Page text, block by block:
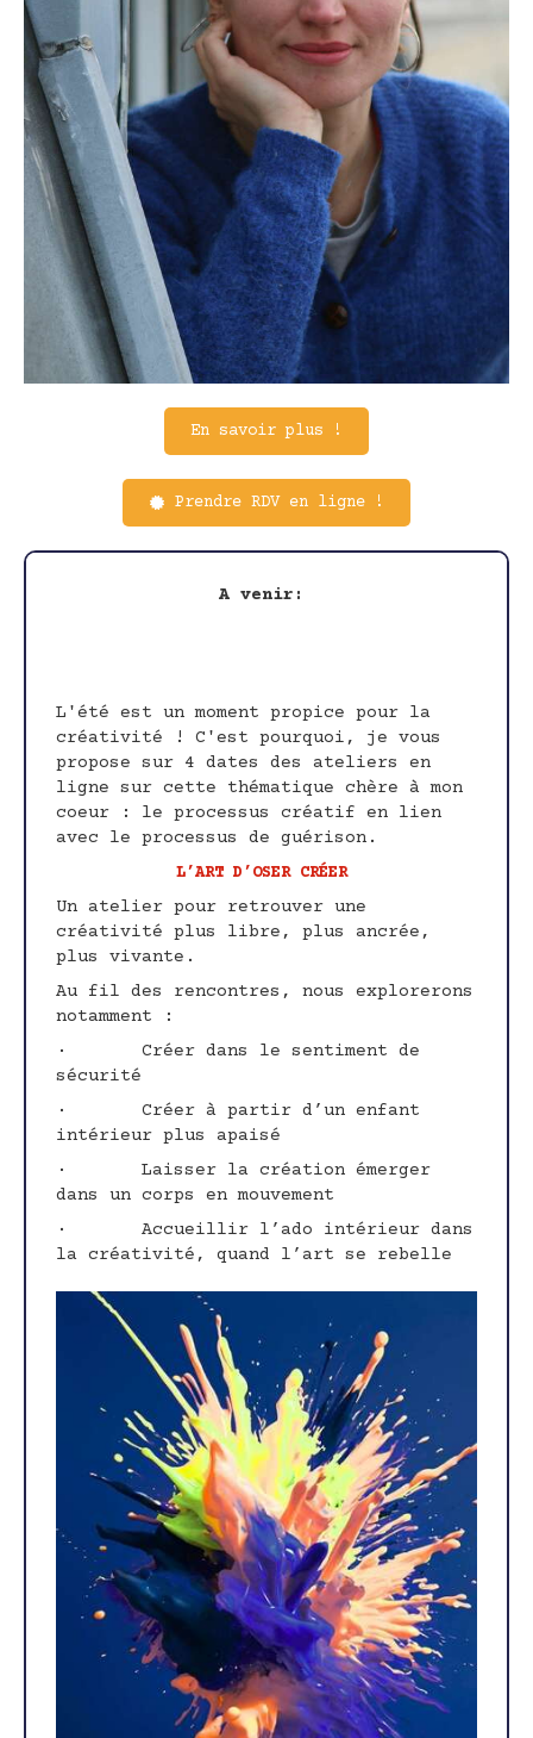
En savoir plus !
Prendre RDV en ligne !
A venir:
L'été est un moment propice pour la
créativité ! C'est pourquoi, je vous
propose sur 4 dates des ateliers en
ligne sur cette thématique chère à mon
coeur : le processus créatif en lien
avec le processus de guérison.
L’ART D’OSER CRÉER
Un atelier pour retrouver une
créativité plus libre, plus ancrée,
plus vivante.
Au fil des rencontres, nous explorerons
notamment :
· Créer dans le sentiment de
sécurité
· Créer à partir d’un enfant
intérieur plus apaisé
· Laisser la création émerger
dans un corps en mouvement
· Accueillir l’ado intérieur dans
la créativité, quand l’art se rebelle